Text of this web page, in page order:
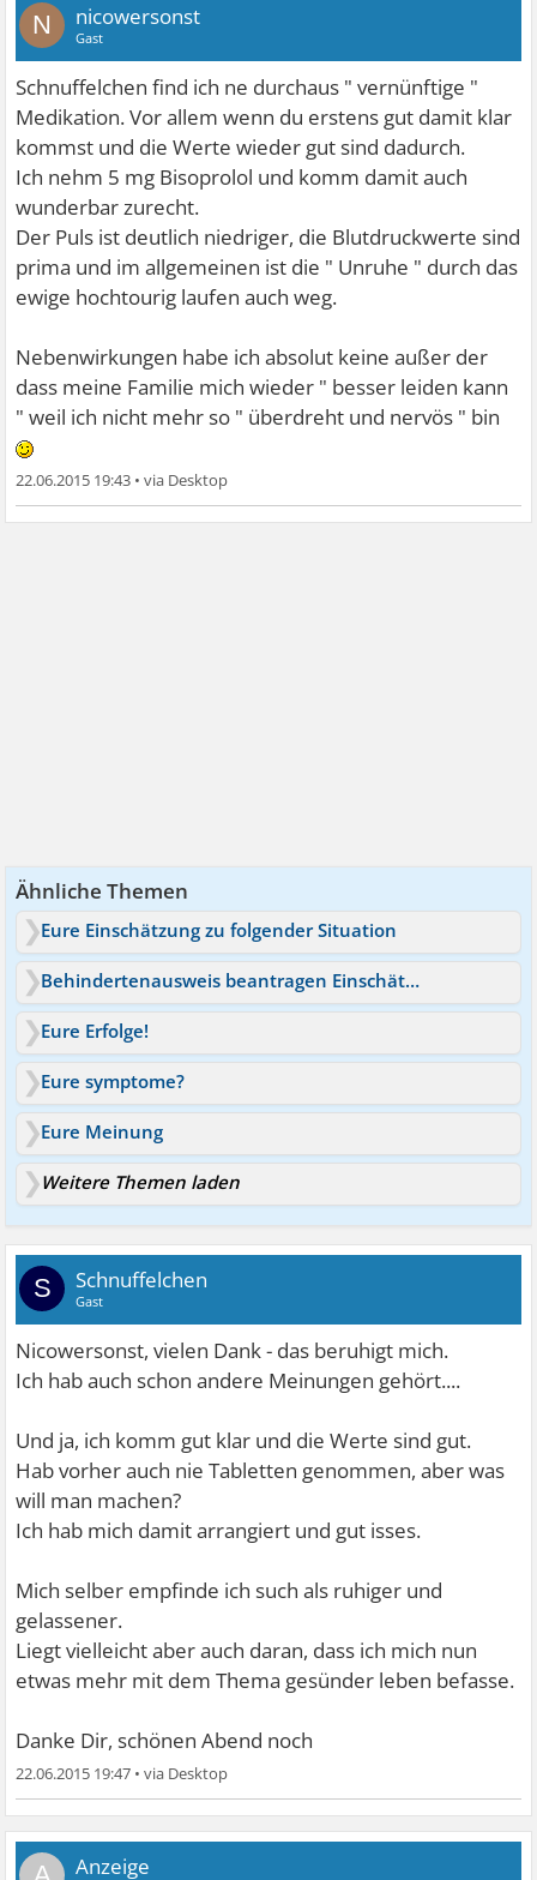
N nicowersonst
Gast
Schnuffelchen find ich ne durchaus " vernünftige "
Medikation. Vor allem wenn du erstens gut damit klar
kommst und die Werte wieder gut sind dadurch.
Ich nehm 5 mg Bisoprolol und komm damit auch
wunderbar zurecht.
Der Puls ist deutlich niedriger, die Blutdruckwerte sind
prima und im allgemeinen ist die " Unruhe " durch das
ewige hochtourig laufen auch weg.
Nebenwirkungen habe ich absolut keine außer der
dass meine Familie mich wieder " besser leiden kann
" weil ich nicht mehr so " überdreht und nervös " bin
22.06.2015 19:43 •
Ähnliche Themen
Eure Einschätzung zu folgender Situation
Behindertenausweis beantragen Einschätzung
Eure Erfolge!
Eure symptome?
Eure Meinung
Weitere Themen laden
S Schnuffelchen
Gast
Nicowersonst, vielen Dank - das beruhigt mich.
Ich hab auch schon andere Meinungen gehört....
Und ja, ich komm gut klar und die Werte sind gut.
Hab vorher auch nie Tabletten genommen, aber was
will man machen?
Ich hab mich damit arrangiert und gut isses.
Mich selber empfinde ich such als ruhiger und
gelassener.
Liegt vielleicht aber auch daran, dass ich mich nun
etwas mehr mit dem Thema gesünder leben befasse.
Danke Dir, schönen Abend noch
22.06.2015 19:47 •